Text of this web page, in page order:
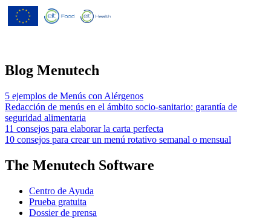
Blog Menutech
5 ejemplos de Menús con Alérgenos
Redacción de menús en el ámbito socio-sanitario: garantía de
seguridad alimentaria
11 consejos para elaborar la carta perfecta
10 consejos para crear un menú rotativo semanal o mensual
The Menutech Software
Centro de Ayuda
Prueba gratuita
Dossier de prensa